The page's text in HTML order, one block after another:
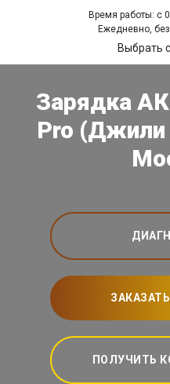
Время работы: с
Ежедневно,
Выбрать
Зарядка
Pro (Джили
ПОЛУЧИТЬ